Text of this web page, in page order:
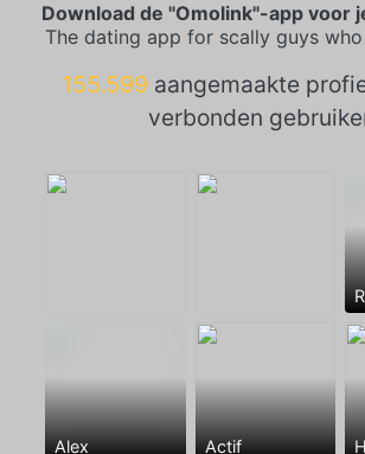
Download de "Omolink"-app voor
The dating app for scally guys
155.599 aangemaakte
verbonden
Alex Actif